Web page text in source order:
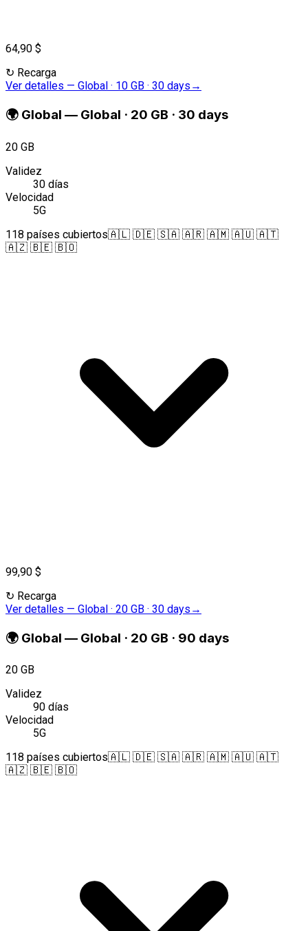
64,90 $
↻ Recarga
Ver detalles — Global · 10 GB · 30 days →
🌍 Global — Global · 20 GB · 30 days
20 GB
Validez
30 días
Velocidad
5G
118 países cubiertos🇦🇱 🇩🇪 🇸🇦 🇦🇷 🇦🇲 🇦🇺 🇦🇹
🇦🇿 🇧🇪 🇧🇴
99,90 $
↻ Recarga
Ver detalles — Global · 20 GB · 30 days →
🌍 Global — Global · 20 GB · 90 days
20 GB
Validez
90 días
Velocidad
5G
118 países cubiertos🇦🇱 🇩🇪 🇸🇦 🇦🇷 🇦🇲 🇦🇺 🇦🇹
🇦🇿 🇧🇪 🇧🇴